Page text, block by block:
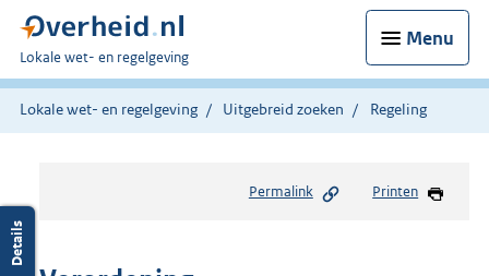
Menu
U
bent
hier:
Lokale wet- en regelgeving
Lokale wet- en regelgeving Uitgebreid zoeken Regeling
Permalink Printen